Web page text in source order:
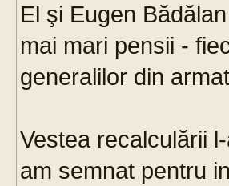
El şi Eugen
mai mari pensii -
generalilor din
Vestea recalculării
am semnat pentru